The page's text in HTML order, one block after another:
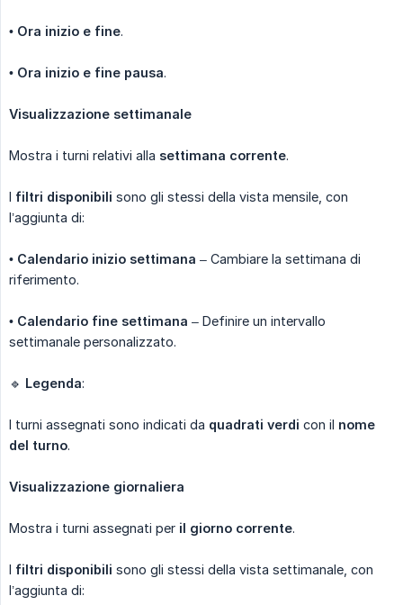
• Ora inizio e fine.
• Ora inizio e fine pausa.
Visualizzazione settimanale
Mostra i turni relativi alla settimana corrente.
I filtri disponibili sono gli stessi della vista mensile, con
l’aggiunta di:
• Calendario inizio settimana – Cambiare la settimana di
riferimento.
• Calendario fine settimana – Definire un intervallo
settimanale personalizzato.
🔹 Legenda:
I turni assegnati sono indicati da quadrati verdi con il nome
del turno.
Visualizzazione giornaliera
Mostra i turni assegnati per il giorno corrente.
I filtri disponibili sono gli stessi della vista settimanale, con
l’aggiunta di: